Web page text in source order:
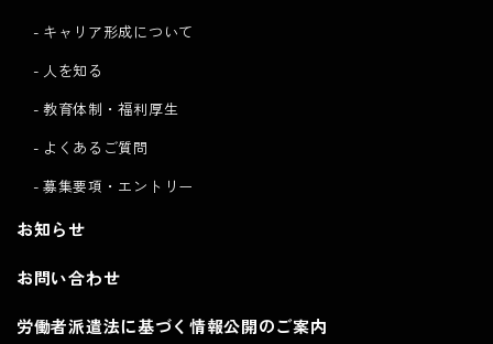
キャリア形成について
人を知る
教育体制・福利厚生
よくあるご質問
募集要項・エントリー
お知らせ
お問い合わせ
労働者派遣法に基づく情報公開のご案内